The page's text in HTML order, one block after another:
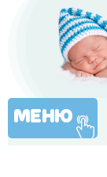
МЕНЮ